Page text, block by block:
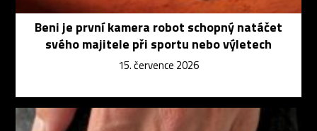
Beni je první kamera robot schopný natáčet
svého majitele při sportu nebo výletech
15. července 2026